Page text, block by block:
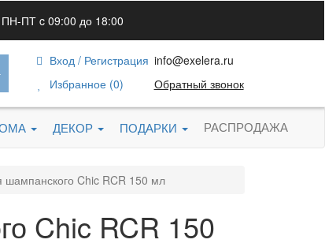
ПН-ПТ c 09:00 до 18:00
Вход / Регистрация
Избранное (0)
info@exelera.ru
Обратный звонок
ДЕКОР ПОДАРКИ РАСПРОДАЖА
Chic RCR 150 мл
Chic RCR 150